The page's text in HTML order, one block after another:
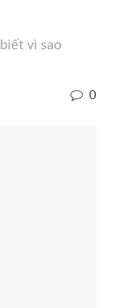
vì sao
0